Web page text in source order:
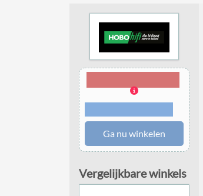
Voorwaarden en
Ga nu winkelen
Vergelijkbare winkels